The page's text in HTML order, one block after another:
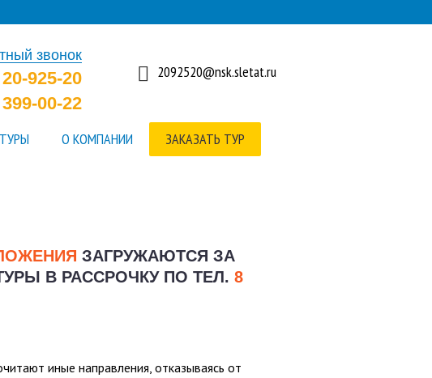
звонок
20-925-20
399-00-22
2092520@nsk.sletat.ru
О КОМПАНИИ ЗАКАЗАТЬ ТУР
ЗАГРУЖАЮТСЯ ЗА
В РАССРОЧКУ ПО ТЕЛ. 8
иные направления, отказываясь от